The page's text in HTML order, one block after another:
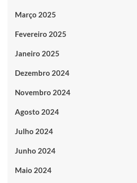
Março 2025
Fevereiro 2025
Janeiro 2025
Dezembro 2024
Novembro 2024
Agosto 2024
Julho 2024
Junho 2024
Maio 2024